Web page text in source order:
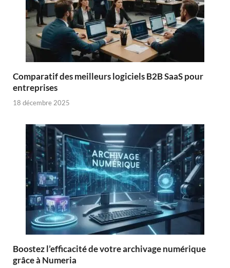
Comparatif des meilleurs logiciels B2B SaaS pour
entreprises
18 décembre 2025
Boostez l’efficacité de votre archivage numérique
grâce à Numeria